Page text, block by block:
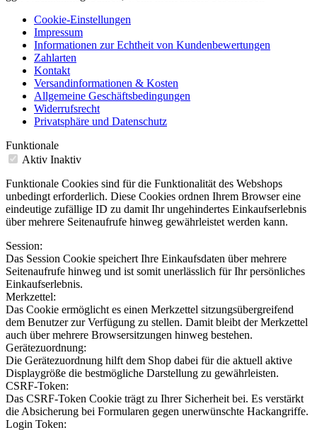
Cookie-Einstellungen
Impressum
Informationen zur Echtheit von Kundenbewertungen
Zahlarten
Kontakt
Versandinformationen & Kosten
Allgemeine Geschäftsbedingungen
Widerrufsrecht
Privatsphäre und Datenschutz
Funktionale
Aktiv Inaktiv
Funktionale Cookies sind für die Funktionalität des Webshops
unbedingt erforderlich. Diese Cookies ordnen Ihrem Browser eine
eindeutige zufällige ID zu damit Ihr ungehindertes Einkaufserlebnis
über mehrere Seitenaufrufe hinweg gewährleistet werden kann.
Session:
Das Session Cookie speichert Ihre Einkaufsdaten über mehrere
Seitenaufrufe hinweg und ist somit unerlässlich für Ihr persönliches
Einkaufserlebnis.
Merkzettel:
Das Cookie ermöglicht es einen Merkzettel sitzungsübergreifend
dem Benutzer zur Verfügung zu stellen. Damit bleibt der Merkzettel
auch über mehrere Browsersitzungen hinweg bestehen.
Gerätezuordnung:
Die Gerätezuordnung hilft dem Shop dabei für die aktuell aktive
Displaygröße die bestmögliche Darstellung zu gewährleisten.
CSRF-Token:
Das CSRF-Token Cookie trägt zu Ihrer Sicherheit bei. Es verstärkt
die Absicherung bei Formularen gegen unerwünschte Hackangriffe.
Login Token: